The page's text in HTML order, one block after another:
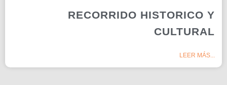
RECORRIDO HISTORICO Y
CULTURAL
LEER MÁS...